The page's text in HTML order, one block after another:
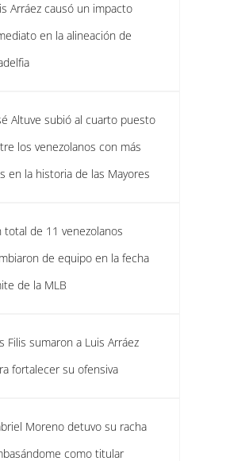
Arráez causó un impacto
en la alineación de
Altuve subió al cuarto puesto
los venezolanos con más
en la historia de las Mayores
total de 11 venezolanos
de equipo en la fecha
de la MLB
Filis sumaron a Luis Arráez
fortalecer su ofensiva
Moreno detuvo su racha
como titular